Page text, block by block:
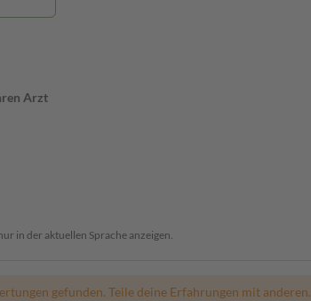
Arzt
in der aktuellen Sprache anzeigen.
gefunden. Teile deine Erfahrungen mit anderen.